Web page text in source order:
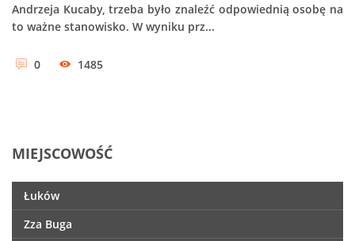
Andrzeja Kucaby, trzeba było znaleźć odpowiednią osobę na
to ważne stanowisko. W wyniku prz...
0 1485
MIEJSCOWOŚĆ
Łuków
Zza Buga